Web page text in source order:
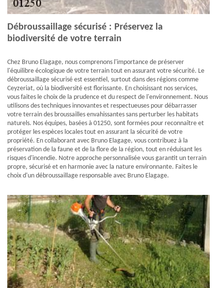
Débroussaillage sécurisé : Préservez la
biodiversité de votre terrain
Chez Bruno Elagage, nous comprenons l'importance de préserver
l'équilibre écologique de votre terrain tout en assurant votre sécurité. Le
débroussaillage sécurisé est essentiel, surtout dans des régions comme
Ceyzeriat, où la biodiversité est florissante. En choisissant nos services,
vous faites le choix de la prudence et du respect de l'environnement. Nous
utilisons des techniques innovantes et respectueuses pour débarrasser
votre terrain des broussailles envahissantes sans perturber les habitats
naturels. Nos équipes, basées à 01250, sont formées pour reconnaître et
protéger les espèces locales tout en assurant la sécurité de votre
propriété. En collaborant avec Bruno Elagage, vous contribuez à la
préservation de la faune et de la flore de la région, tout en réduisant les
risques d'incendie. Notre approche personnalisée vous garantit un terrain
propre, sécurisé et en harmonie avec la nature environnante. Faites le
choix d'un débroussaillage responsable avec Bruno Elagage.